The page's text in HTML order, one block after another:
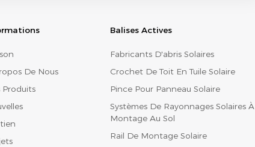
De Nous
Produits
Balises Actives
Fabricants D'abris Solaires
Crochet De Toit En Tuile Solaire
Pince Pour Panneau Solaire
Systèmes De Rayonnages Solaires À
Montage Au Sol
Rail De Montage Solaire